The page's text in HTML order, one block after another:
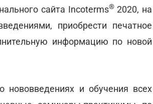
сайта Incoterms®2020, на
приобрести печатное
информацию по новой
и обучения всех